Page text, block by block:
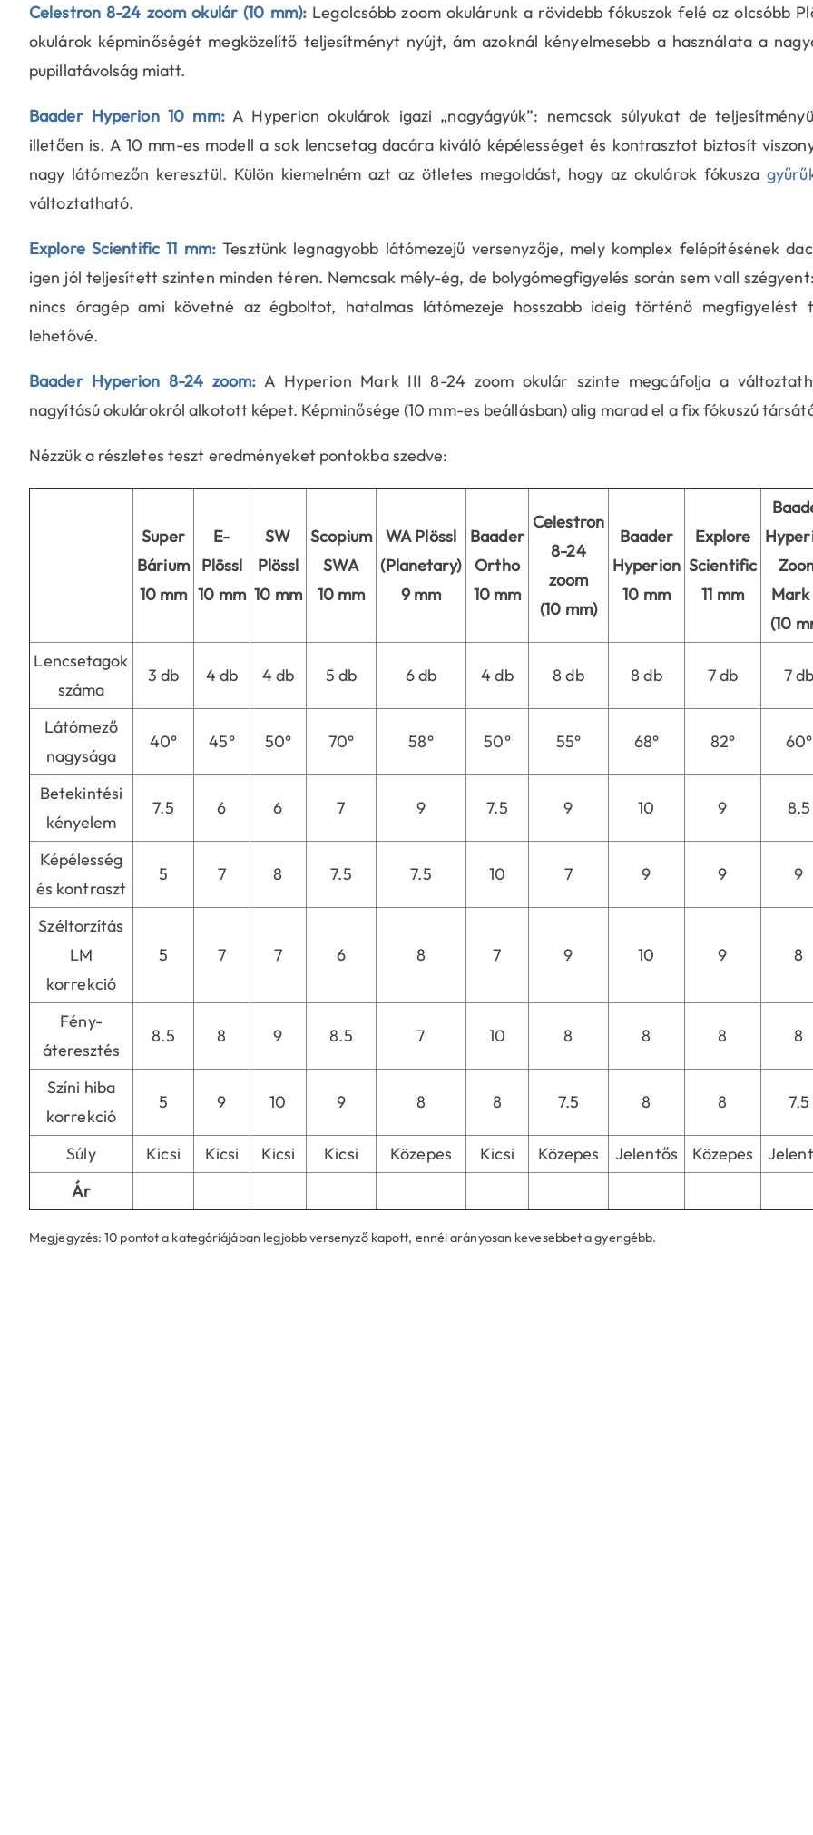
Celestron 8-24 zoom okulár (10 mm): Legolcsóbb zoom okulárunk a rövidebb fókuszok felé az olcsóbb
okulárok képminőségét megközelítő teljesítményt nyújt, ám azoknál kényelmesebb a használata a
pupillatávolság miatt.
Baader Hyperion 10 mm:A Hyperion okulárok igazi „nagyágyúk”: nemcsak súlyukat de
illetően is. A 10 mm-es modell a sok lencsetag dacára kiváló képélességet és kontrasztot biztosít
nagy látómezőn keresztül. Külön kiemelném azt az ötletes megoldást, hogy az okulárok fókusza
változtatható.
Explore Scientific 11 mm:Tesztünk legnagyobb látómezejű versenyzője, mely komplex felépítésének
igen jól teljesített szinten minden téren. Nemcsak mély-ég, de bolygómegfigyelés során sem vall
nincs óragép ami követné az égboltot, hatalmas látómezeje hosszabb ideig történő megfigyelést
lehetővé.
Baader Hyperion 8-24 zoom: A Hyperion Mark III 8-24 zoom okulár szinte megcáfolja a
nagyítású okulárokról alkotott képet. Képminősége (10 mm-es beállásban) alig marad el a fix fókuszú
Nézzük a részletes teszt eredményeket pontokba szedve:
Super
Bárium
10 mm
E-
Plössl
10 mm
SW
Plössl
10 mm
Scopium
SWA
10 mm
WA Plössl
(Planetary)
9 mm
Baader
Ortho
10 mm
Celestron
8-24
zoom
(10 mm)
Baader
Hyperion
10 mm
Explore
Scientific
11 mm
Mark
(10
Lencsetagok
száma
3 db 4 db 4 db 5 db 6 db 4 db 8 db 8 db 7 db 7
Látómező
nagysága
40° 45° 50° 70° 58° 50° 55° 68° 82° 60°
Betekintési
kényelem
7.5 6 6 7 9 7.5 9 10 9 8.5
Képélesség
és kontraszt
5 7 8 7.5 7.5 10 7 9 9 9
Széltorzítás
LM
korrekció
5 7 7 6 8 7 9 10 9 8
Fény-
áteresztés
8.5 8 9 8.5 7 10 8 8 8 8
Színi hiba
korrekció
5 9 10 9 8 8 7.5 8 8 7.5
Súly Kicsi Kicsi Kicsi Kicsi Közepes Kicsi Közepes Jelentős Közepes
Ár
Megjegyzés: 10 pontot a kategóriájában legjobb versenyző kapott, ennél arányosan kevesebbet a gyengébb.